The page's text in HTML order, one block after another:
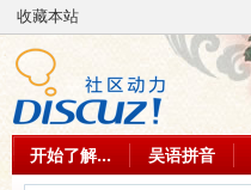
收藏本站
开始了解... 吴语拼音